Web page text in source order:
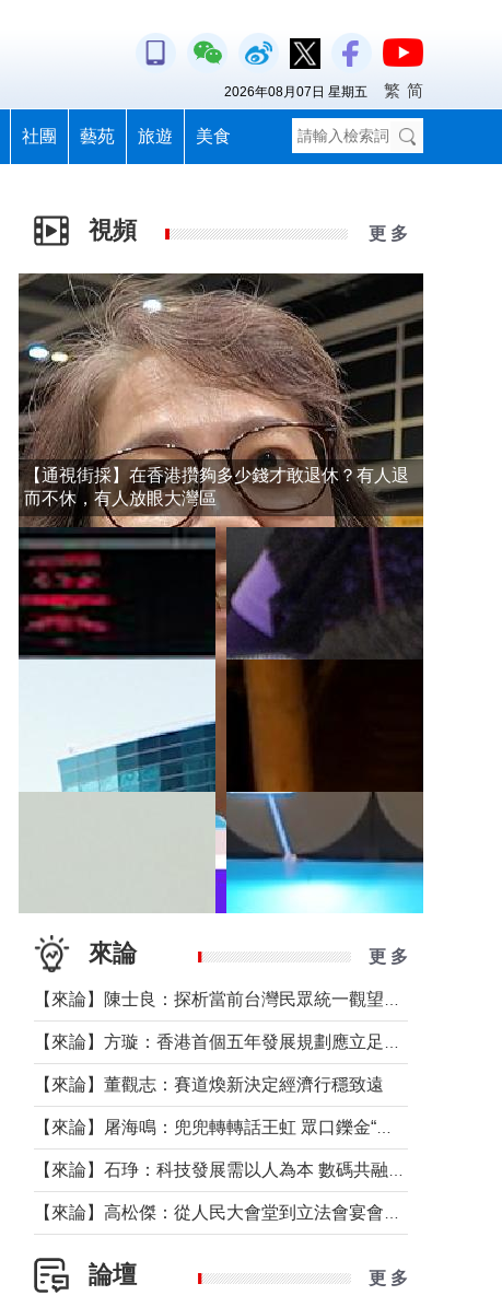
社團 藝苑 旅遊 美食
2026年08月07日 星期五 繁 简
視頻 更 多
【通視街採】在香港攢夠多少錢才敢退休？有人退
而不休，有人放眼大灣區
來論 更 多
【來論】董觀志：賽道煥新決定經濟行穩致遠
論壇 更 多